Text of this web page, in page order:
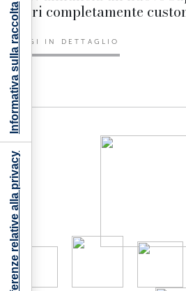
metri completamente
LEGGI IN DETTAGLIO
Le tue preferenze relative alla privacy
Informativa sulla raccolta